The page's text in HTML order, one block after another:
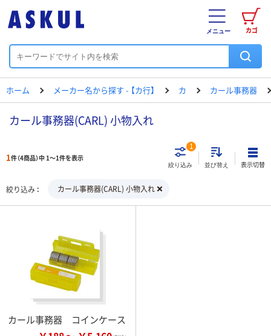
カゴ
メニュー
ホーム メーカー名から探す - 【カ行】 カ カール事務器
カール事務器(CARL) 小物入れ
1件（4商品）中 1～1件を表示
絞り込み
1
並び替え 表示切替
絞り込み カール事務器(CARL) 小物入れ
カール事務器 コインケース